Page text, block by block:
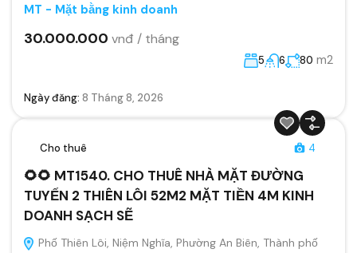
MT - Mặt bằng kinh doanh
30.000.000 vnđ / tháng
5 6 80 m2
Ngày đăng: 8 Tháng 8, 2026
Cho thuê 4
🌻🌻 MT1540. CHO THUÊ NHÀ MẶT ĐƯỜNG
TUYẾN 2 THIÊN LÔI 52M2 MẶT TIỀN 4M KINH
DOANH SẠCH SẼ
Phố Thiên Lôi, Niệm Nghĩa, Phường An Biên, Thành phố